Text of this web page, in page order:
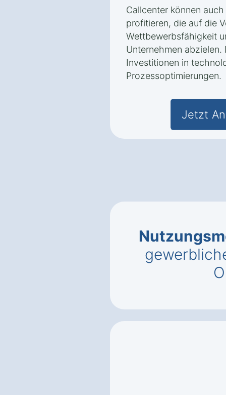
Callcenter können
profitieren, die auf die
Wettbewerbsfähigkeit
Unternehmen
Investitionen in
Prozessoptimierungen.
Jetzt